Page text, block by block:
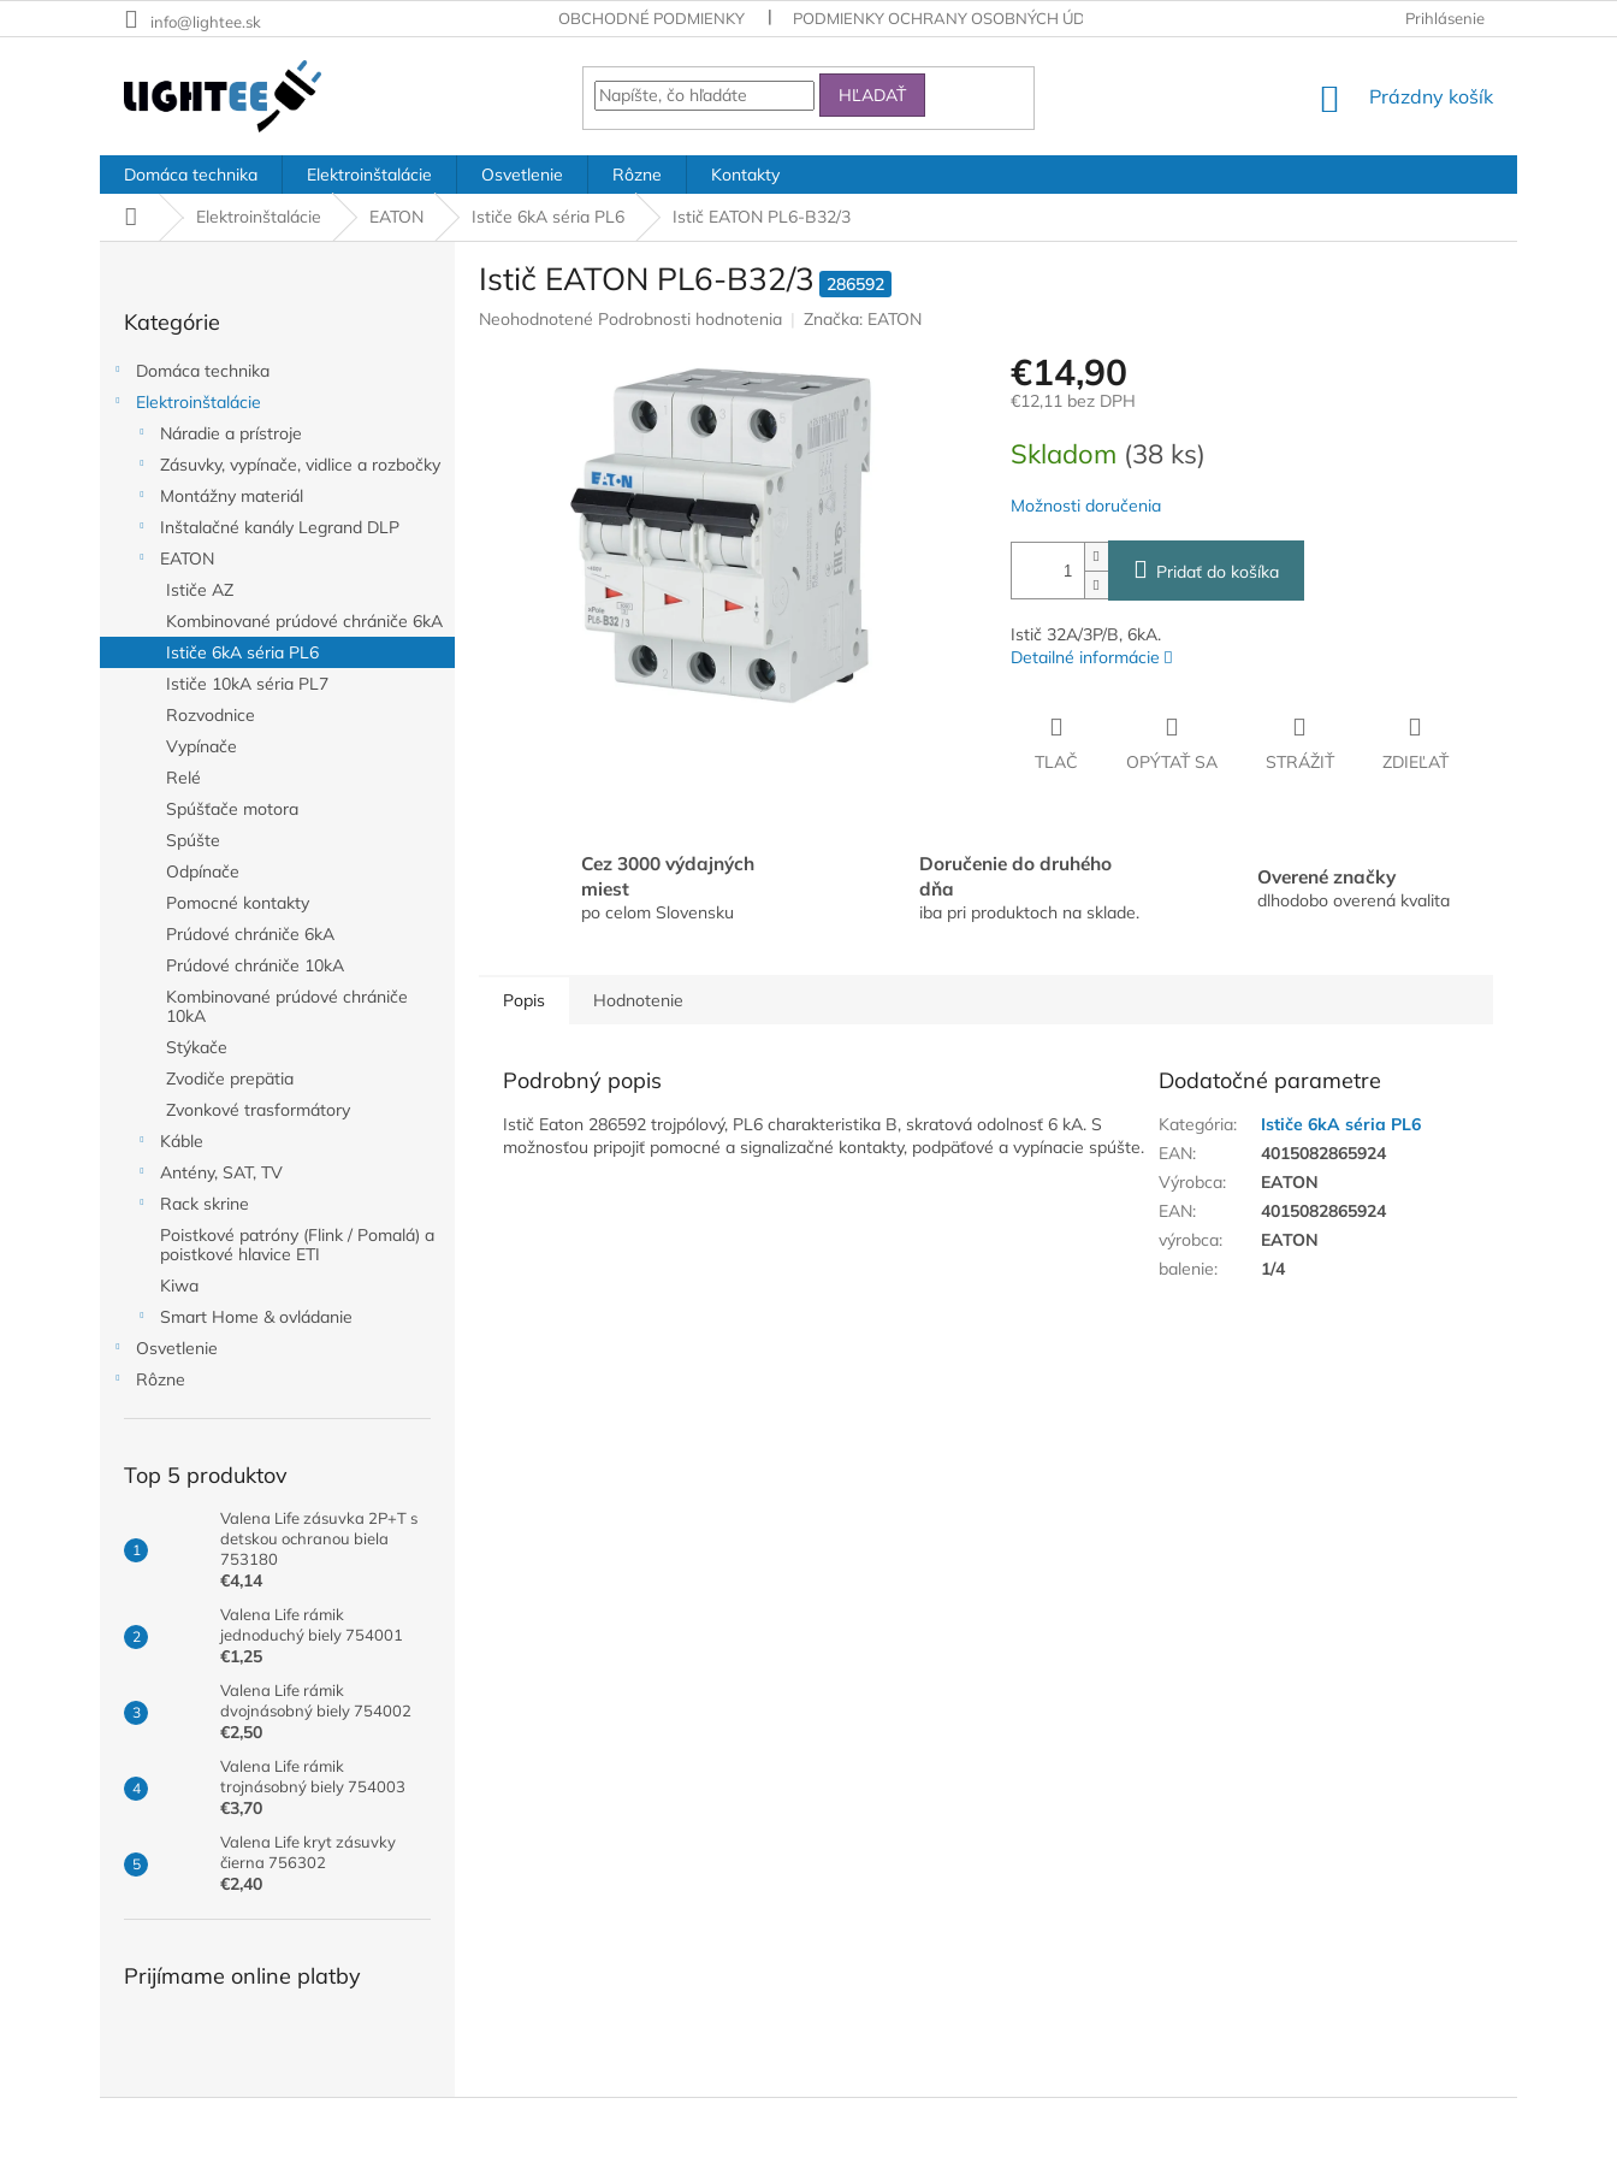
na
info@lightee.sk OBCHODNÉ PODMIENKY PODMIENKY OCHRANY OSOBNÝCH ÚDAJOV Prihlásenie
HĽADAŤ
NÁKUPNÝ
Prázdny košík
Domáca technika Elektroinštalácie Osvetlenie Rôzne
Kontakty
DomovElektroinštalácie EATON Ističe 6kA séria PL6 Istič EATON PL6-B32/3
kategórie
Kategórie
Domáca technika
Elektroinštalácie
Náradie a prístroje
Zásuvky, vypínače, vidlice a rozbočky
Montážny materiál
Inštalačné kanály Legrand DLP
EATON
Ističe AZ
Kombinované prúdové chrániče 6kA
Ističe 6kA séria PL6
Ističe 10kA séria PL7
Rozvodnice
Vypínače
Relé
Spúšťače motora
Spúšte
Odpínače
Pomocné kontakty
Prúdové chrániče 6kA
Prúdové chrániče 10kA
Kombinované prúdové chrániče
10kA
Stýkače
Zvodiče prepätia
Zvonkové trasformátory
Káble
Antény, SAT, TV
Rack skrine
Poistkové patróny (Flink / Pomalá) a
poistkové hlavice ETI
Kiwa
Smart Home & ovládanie
Osvetlenie
Rôzne
Top 5 produktov
Valena Life zásuvka 2P+T s
detskou ochranou biela
753180
€4,14
Valena Life rámik
jednoduchý biely 754001
€1,25
Valena Life rámik
dvojnásobný biely 754002
€2,50
Valena Life rámik
trojnásobný biely 754003
€3,70
Valena Life kryt zásuvky
čierna 756302
€2,40
Prijímame online platby
Istič EATON PL6-B32/3
286592
Priemerné
Neohodnotené Podrobnosti hodnotenia Značka: EATON
€14,90
€12,11 bez DPH
cena:
Skladom (38 ks)
Možnosti doručenia
Pridať do košíka
Istič 32A/3P/B, 6kA.
Detailné informácie
TLAČ OPÝTAŤ SA STRÁŽIŤ ZDIEĽAŤ
Cez 3000 výdajných
miest
po celom Slovensku
Doručenie do druhého
dňa
iba pri produktoch na sklade.
Overené značky
dlhodobo overená kvalita
Popis Hodnotenie
Podrobný popis
Istič Eaton 286592 trojpólový, PL6 charakteristika B, skratová odolnosť 6 kA. S
možnosťou pripojiť pomocné a signalizačné kontakty, podpäťové a vypínacie spúšte.
Dodatočné parametre
Kategória:
Ističe 6kA séria PL6
EAN:
4015082865924
Výrobca:
EATON
EAN:
4015082865924
výrobca:
EATON
balenie: 1/4